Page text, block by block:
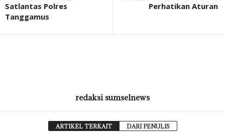
Satlantas Polres
Tanggamus
Perhatikan Aturan
redaksi sumselnews
ARTIKEL TERKAIT DARI PENULIS